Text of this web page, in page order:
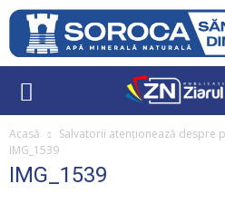
Acasă
Salvatorii atenționează despre
IMG_1539
IMG_1539